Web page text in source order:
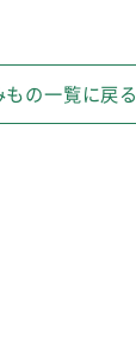
もの一覧に戻る